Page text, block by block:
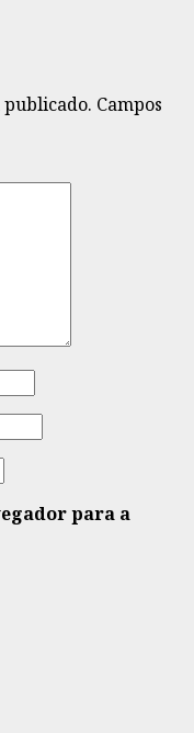
publicado. Campos
para a